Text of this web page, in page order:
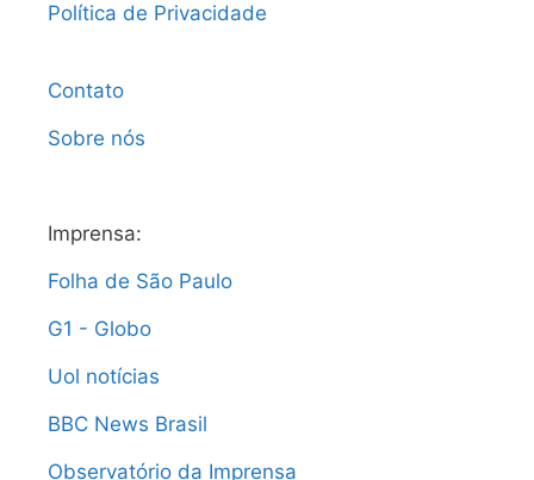
Política de Privacidade
Contato
Sobre nós
Imprensa:
Folha de São Paulo
G1 - Globo
Uol notícias
BBC News Brasil
Observatório da Imprensa